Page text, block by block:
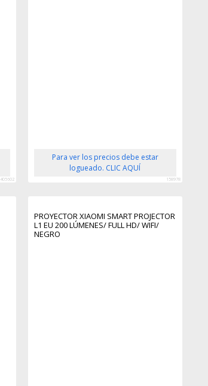
405602
Para ver los precios debe estar
logueado. CLIC AQUÍ
158978
PROYECTOR XIAOMI SMART PROJECTOR
L1 EU 200 LÚMENES/ FULL HD/ WIFI/
NEGRO